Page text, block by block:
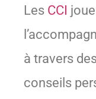
Les CCI
à travers
conseils